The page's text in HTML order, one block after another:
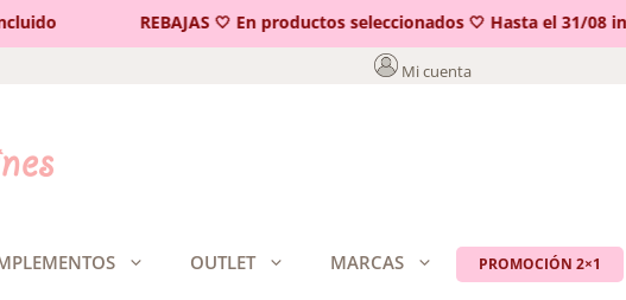
REBAJAS 🤍 En productos seleccionados 🤍 Hasta el 31/08
Mi cuenta
OUTLET MARCAS PROMOCIÓN 2×1